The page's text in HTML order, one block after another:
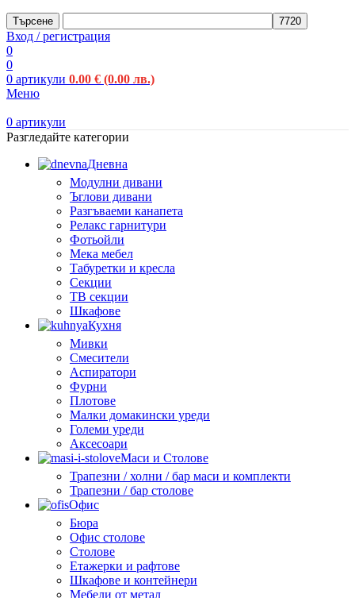
Търсене
Вход / регистрация
0
0
0 артикули 0.00 € (0.00 лв.)
Меню
0 артикули
Разгледайте категории
Дневна
Модулни дивани
Ъглови дивани
Разгъваеми канапета
Релакс гарнитури
Фотьойли
Мека мебел
Табуретки и кресла
Секции
ТВ секции
Шкафове
Кухня
Мивки
Смесители
Аспиратори
Фурни
Плотове
Малки домакински уреди
Големи уреди
Аксесоари
Маси и Столове
Трапезни / холни / бар маси и комплекти
Трапезни / бар столове
Офис
Бюра
Офис столове
Столове
Етажерки и рафтове
Шкафове и контейнери
Мебели от метал